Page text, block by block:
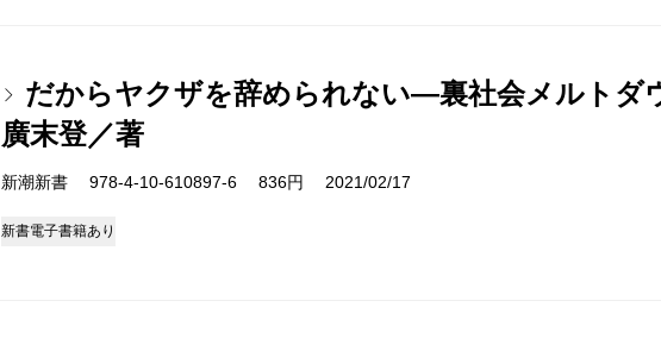
だからヤクザを辞められない―裏社会メルト
廣末登／著
新潮新書 978-4-10-610897-6 836円 2021/02/17
新書電子書籍あり